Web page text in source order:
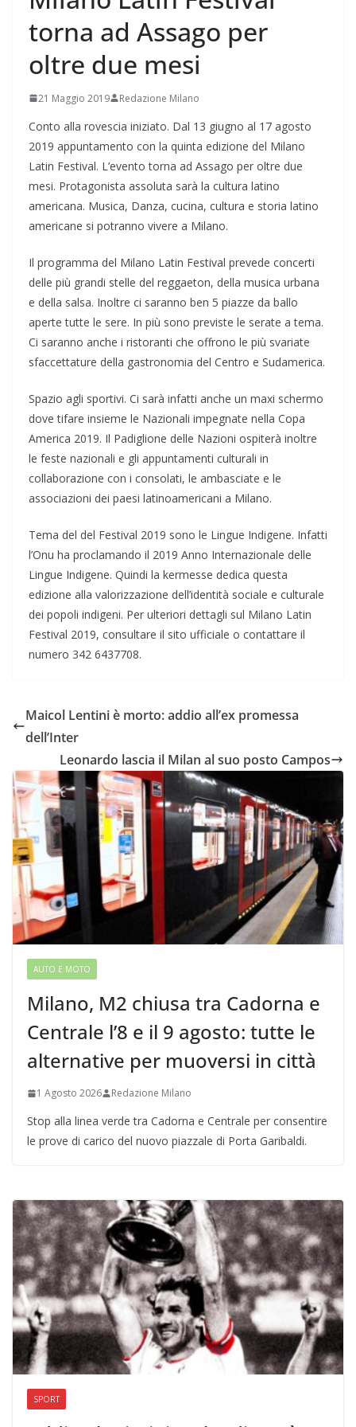
torna ad Assago per
oltre due mesi
21 Maggio 2019 Redazione Milano
Conto alla rovescia iniziato. Dal 13 giugno al 17 agosto
2019 appuntamento con la quinta edizione del Milano
Latin Festival. L’evento torna ad Assago per oltre due
mesi. Protagonista assoluta sarà la cultura latino
americana. Musica, Danza, cucina, cultura e storia latino
americane si potranno vivere a Milano.
Il programma del Milano Latin Festival prevede concerti
delle più grandi stelle del reggaeton, della musica urbana
e della salsa. Inoltre ci saranno ben 5 piazze da ballo
aperte tutte le sere. In più sono previste le serate a tema.
Ci saranno anche i ristoranti che offrono le più svariate
sfaccettature della gastronomia del Centro e Sudamerica.
Spazio agli sportivi. Ci sarà infatti anche un maxi schermo
dove tifare insieme le Nazionali impegnate nella Copa
America 2019. Il Padiglione delle Nazioni ospiterà inoltre
le feste nazionali e gli appuntamenti culturali in
collaborazione con i consolati, le ambasciate e le
associazioni dei paesi latinoamericani a Milano.
Tema del del Festival 2019 sono le Lingue Indigene. Infatti
l’Onu ha proclamando il 2019 Anno Internazionale delle
Lingue Indigene. Quindi la kermesse dedica questa
edizione alla valorizzazione dell’identità sociale e culturale
dei popoli indigeni. Per ulteriori dettagli sul Milano Latin
Festival 2019, consultare il sito ufficiale o contattare il
numero 342 6437708.
Maicol Lentini è morto: addio all’ex promessa
dell’Inter
Leonardo lascia il Milan al suo posto Campos
AUTO E MOTO
Milano, M2 chiusa tra Cadorna e
Centrale l’8 e il 9 agosto: tutte le
alternative per muoversi in città
1 Agosto 2026 Redazione Milano
Stop alla linea verde tra Cadorna e Centrale per consentire
le prove di carico del nuovo piazzale di Porta Garibaldi.
SPORT